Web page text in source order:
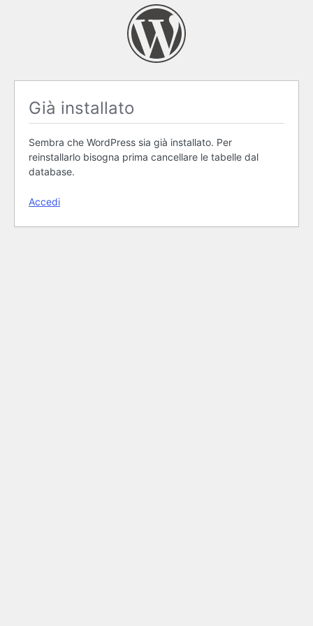
Già installato
Sembra che WordPress sia già installato. Per
reinstallarlo bisogna prima cancellare le tabelle dal
database.
Accedi